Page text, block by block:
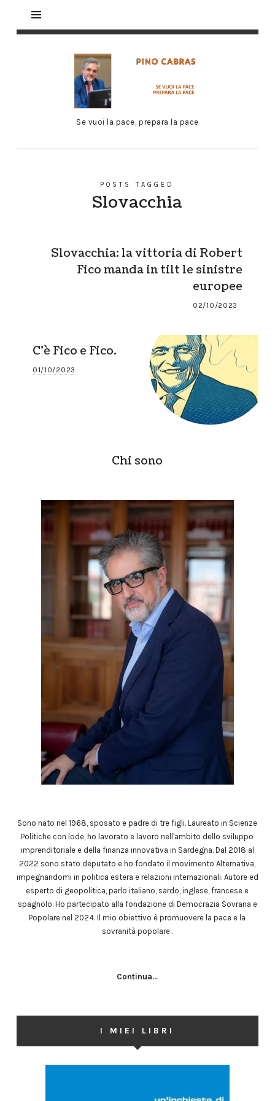
Se vuoi la pace, prepara la pace
POSTS TAGGED
Slovacchia
Slovacchia: la vittoria di Robert
Fico manda in tilt le sinistre
europee
02/10/2023
C’è Fico e Fico.
01/10/2023
Chi sono
Sono nato nel 1968, sposato e padre di tre figli. Laureato in Scienze
Politiche con lode, ho lavorato e lavoro nell'ambito dello sviluppo
imprenditoriale e della finanza innovativa in Sardegna. Dal 2018 al
2022 sono stato deputato e ho fondato il movimento Alternativa,
impegnandomi in politica estera e relazioni internazionali. Autore ed
esperto di geopolitica, parlo italiano, sardo, inglese, francese e
spagnolo. Ho partecipato alla fondazione di Democrazia Sovrana e
Popolare nel 2024. Il mio obiettivo è promuovere la pace e la
sovranità popolare..
Continua...
I MIEI LIBRI